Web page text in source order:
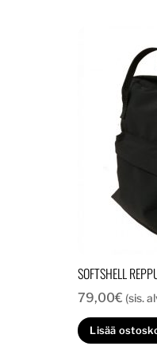
SOFTSHELL
79,00€ (sis.
Lisää